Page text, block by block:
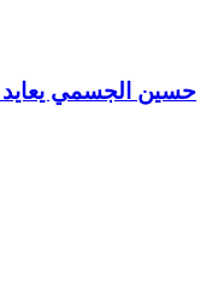
حسين الجسمي يعايد